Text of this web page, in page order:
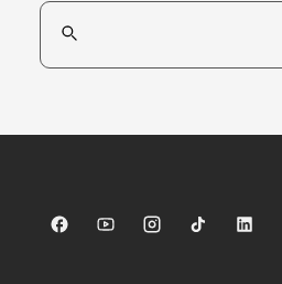
Suchfeld
Sparkasse auf Facebook
Sparkasse auf Youtube
Sparkasse auf
Sparkasse